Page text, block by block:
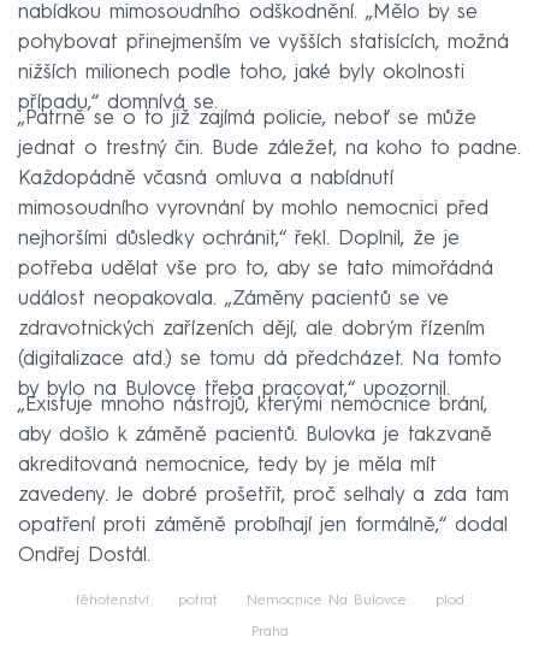
nabídkou mimosoudního odškodnění. „Mělo by se
pohybovat přinejmenším ve vyšších statisících, možná
nižších milionech podle toho, jaké byly okolnosti
případu,“ domnívá se.
„Patrně se o to již zajímá policie, neboť se může
jednat o trestný čin. Bude záležet, na koho to padne.
Každopádně včasná omluva a nabídnutí
mimosoudního vyrovnání by mohlo nemocnici před
nejhoršími důsledky ochránit,“ řekl. Doplnil, že je
potřeba udělat vše pro to, aby se tato mimořádná
událost neopakovala. „Záměny pacientů se ve
zdravotnických zařízeních dějí, ale dobrým řízením
(digitalizace atd.) se tomu dá předcházet. Na tomto
by bylo na Bulovce třeba pracovat,“ upozornil.
„Existuje mnoho nástrojů, kterými nemocnice brání,
aby došlo k záměně pacientů. Bulovka je takzvaně
akreditovaná nemocnice, tedy by je měla mít
zavedeny. Je dobré prošetřit, proč selhaly a zda tam
opatření proti záměně probíhají jen formálně,“ dodal
Ondřej Dostál.
těhotenství potrat Nemocnice Na Bulovce plod
Praha